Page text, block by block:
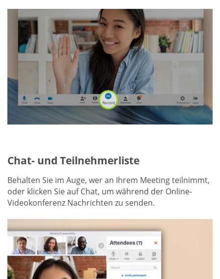
Chat- und Teilnehmerliste
Behalten Sie im Auge, wer an Ihrem Meeting teilnimmt,
oder klicken Sie auf Chat, um während der Online-
Videokonferenz Nachrichten zu senden.